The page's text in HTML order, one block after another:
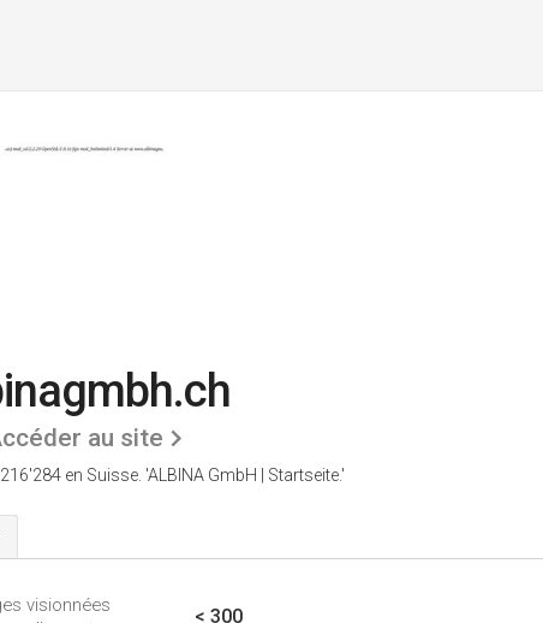
au site
en Suisse. 'ALBINA GmbH | Startseite.'
visionnées
< 300